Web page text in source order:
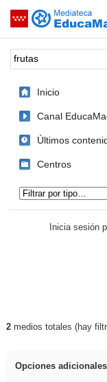
Saltar navegación
Palabra o frase:
Inicio
Canal
Últimos
Centros
Inicia sesión
Resultados
2medios totales (hay
Opciones